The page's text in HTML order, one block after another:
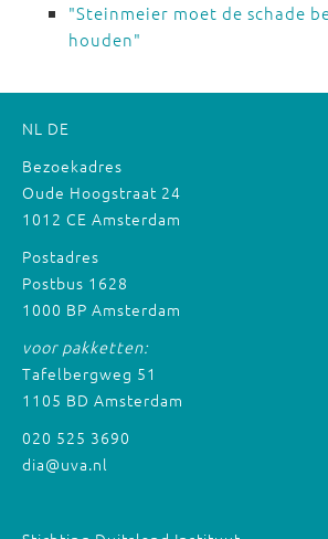
"Steinmeier moet de schade
houden"
NL DE
Bezoekadres
Oude Hoogstraat 24
1012 CE Amsterdam
Postadres
Postbus 1628
1000 BP Amsterdam
voor pakketten:
Tafelbergweg 51
1105 BD Amsterdam
020 525 3690
dia@uva.nl